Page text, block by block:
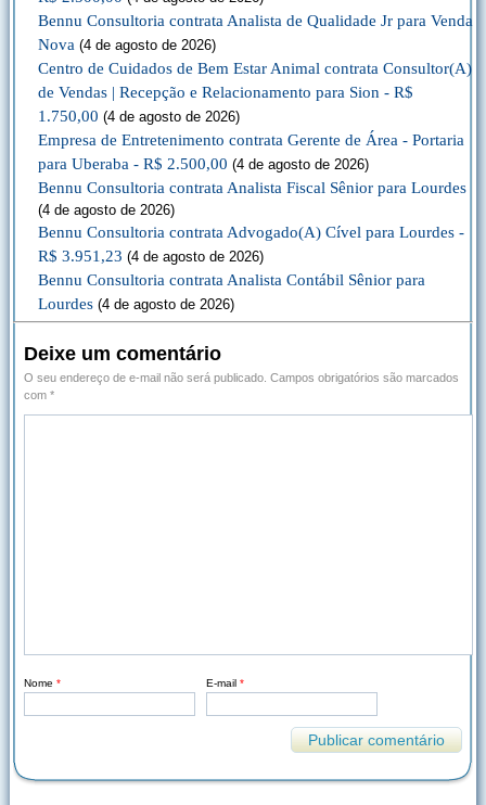
Bennu Consultoria contrata Analista de Qualidade Jr para Venda
Nova (4 de agosto de 2026)
Centro de Cuidados de Bem Estar Animal contrata Consultor(A)
de Vendas | Recepção e Relacionamento para Sion - R$
1.750,00 (4 de agosto de 2026)
Empresa de Entretenimento contrata Gerente de Área - Portaria
para Uberaba - R$ 2.500,00 (4 de agosto de 2026)
Bennu Consultoria contrata Analista Fiscal Sênior para Lourdes
(4 de agosto de 2026)
Bennu Consultoria contrata Advogado(A) Cível para Lourdes -
R$ 3.951,23 (4 de agosto de 2026)
Bennu Consultoria contrata Analista Contábil Sênior para
Lourdes (4 de agosto de 2026)
Deixe um comentário
O seu endereço de e-mail não será publicado. Campos obrigatórios são marcados
com *
Nome * E-mail *